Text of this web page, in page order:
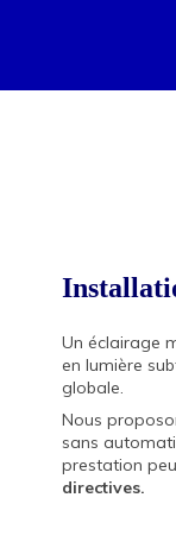
Un éclairage
en lumière
globale.
Nous
sans
prestation
directives.